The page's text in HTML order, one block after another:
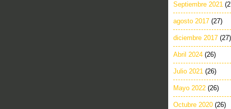
Septiembre 2021
agosto 2017 (27)
diciembre 2017 (27)
Abril 2024 (26)
Julio 2021 (26)
Mayo 2022 (26)
Octubre 2020 (26)